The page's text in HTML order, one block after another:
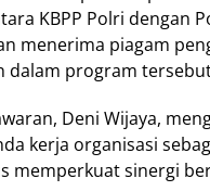
KBPP Polri dengan
menerima piagam
dalam program
Deni Wijaya,
kerja organisasi
memperkuat sinergi